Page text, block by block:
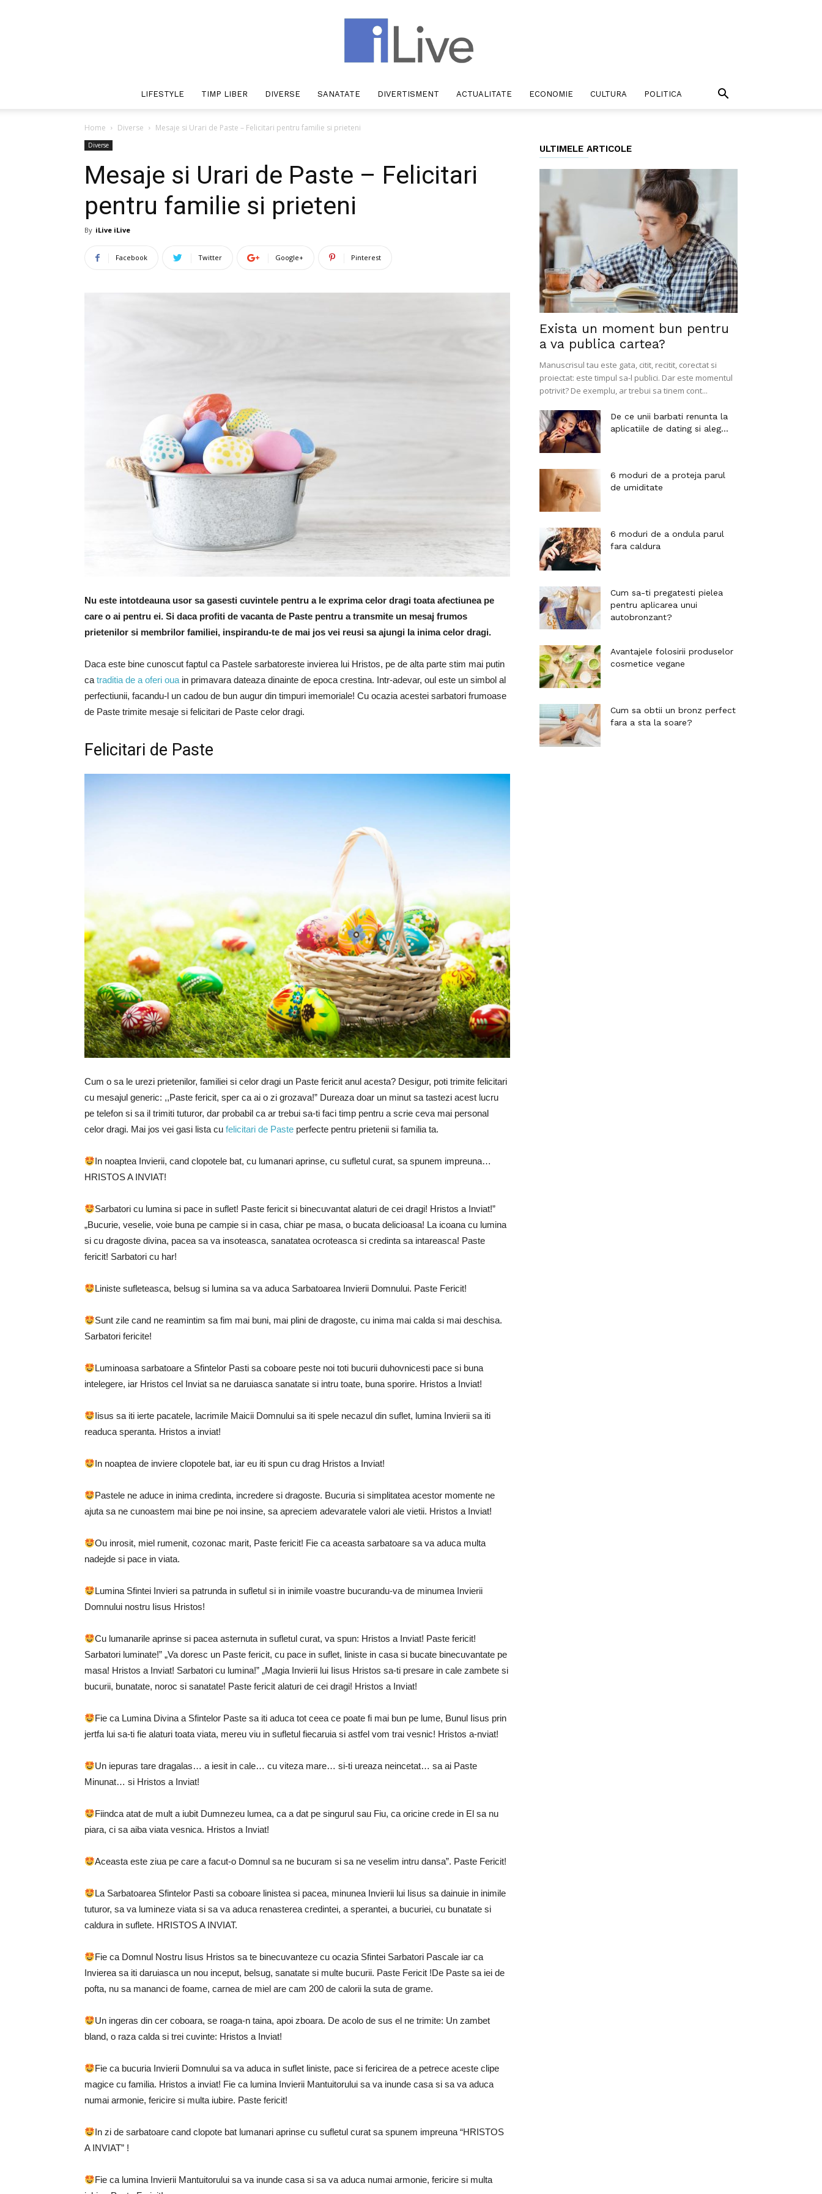
LIFESTYLE TIMP LIBER DIVERSE SANATATE DIVERTISMENT ACTUALITATE ECONOMIE CULTURA POLITICA
Home Diverse Mesaje si Urari de Paste – Felicitari pentru familie si prieteni
Diverse
Mesaje si Urari de Paste – Felicitari
pentru familie si prieteni
By iLive iLive
Facebook Twitter Google+ Pinterest
Nu este intotdeauna usor sa gasesti cuvintele pentru a le exprima celor dragi toata afectiunea pe
care o ai pentru ei. Si daca profiti de vacanta de Paste pentru a transmite un mesaj frumos
prietenilor si membrilor familiei, inspirandu-te de mai jos vei reusi sa ajungi la inima celor dragi.
Daca este bine cunoscut faptul ca Pastele sarbatoreste invierea lui Hristos, pe de alta parte stim mai putin
ca traditia de a oferi oua in primavara dateaza dinainte de epoca crestina. Intr-adevar, oul este un simbol al
perfectiunii, facandu-l un cadou de bun augur din timpuri imemoriale! Cu ocazia acestei sarbatori frumoase
de Paste trimite mesaje si felicitari de Paste celor dragi.
Felicitari de Paste
Cum o sa le urezi prietenilor, familiei si celor dragi un Paste fericit anul acesta? Desigur, poti trimite felicitari
cu mesajul generic: ,,Paste fericit, sper ca ai o zi grozava!” Dureaza doar un minut sa tastezi acest lucru
pe telefon si sa il trimiti tuturor, dar probabil ca ar trebui sa-ti faci timp pentru a scrie ceva mai personal
celor dragi. Mai jos vei gasi lista cu felicitari de Paste perfecte pentru prietenii si familia ta.
In noaptea Invierii, cand clopotele bat, cu lumanari aprinse, cu sufletul curat, sa spunem impreuna…
HRISTOS A INVIAT!
Sarbatori cu lumina si pace in suflet! Paste fericit si binecuvantat alaturi de cei dragi! Hristos a Inviat!”
„Bucurie, veselie, voie buna pe campie si in casa, chiar pe masa, o bucata delicioasa! La icoana cu lumina
si cu dragoste divina, pacea sa va insoteasca, sanatatea ocroteasca si credinta sa intareasca! Paste
fericit! Sarbatori cu har!
Liniste sufleteasca, belsug si lumina sa va aduca Sarbatoarea Invierii Domnului. Paste Fericit!
Sunt zile cand ne reamintim sa fim mai buni, mai plini de dragoste, cu inima mai calda si mai deschisa.
Sarbatori fericite!
Luminoasa sarbatoare a Sfintelor Pasti sa coboare peste noi toti bucurii duhovnicesti pace si buna
intelegere, iar Hristos cel Inviat sa ne daruiasca sanatate si intru toate, buna sporire. Hristos a Inviat!
Iisus sa iti ierte pacatele, lacrimile Maicii Domnului sa iti spele necazul din suflet, lumina Invierii sa iti
readuca speranta. Hristos a inviat!
In noaptea de inviere clopotele bat, iar eu iti spun cu drag Hristos a Inviat!
Pastele ne aduce in inima credinta, incredere si dragoste. Bucuria si simplitatea acestor momente ne
ajuta sa ne cunoastem mai bine pe noi insine, sa apreciem adevaratele valori ale vietii. Hristos a Inviat!
Ou inrosit, miel rumenit, cozonac marit, Paste fericit! Fie ca aceasta sarbatoare sa va aduca multa
nadejde si pace in viata.
Lumina Sfintei Invieri sa patrunda in sufletul si in inimile voastre bucurandu-va de minumea Invierii
Domnului nostru Iisus Hristos!
Cu lumanarile aprinse si pacea asternuta in sufletul curat, va spun: Hristos a Inviat! Paste fericit!
Sarbatori luminate!” „Va doresc un Paste fericit, cu pace in suflet, liniste in casa si bucate binecuvantate pe
masa! Hristos a Inviat! Sarbatori cu lumina!” „Magia Invierii lui Iisus Hristos sa-ti presare in cale zambete si
bucurii, bunatate, noroc si sanatate! Paste fericit alaturi de cei dragi! Hristos a Inviat!
Fie ca Lumina Divina a Sfintelor Paste sa iti aduca tot ceea ce poate fi mai bun pe lume, Bunul Iisus prin
jertfa lui sa-ti fie alaturi toata viata, mereu viu in sufletul fiecaruia si astfel vom trai vesnic! Hristos a-nviat!
Un iepuras tare dragalas… a iesit in cale… cu viteza mare… si-ti ureaza neincetat… sa ai Paste
Minunat… si Hristos a Inviat!
Fiindca atat de mult a iubit Dumnezeu lumea, ca a dat pe singurul sau Fiu, ca oricine crede in El sa nu
piara, ci sa aiba viata vesnica. Hristos a Inviat!
Aceasta este ziua pe care a facut-o Domnul sa ne bucuram si sa ne veselim intru dansa”. Paste Fericit!
La Sarbatoarea Sfintelor Pasti sa coboare linistea si pacea, minunea Invierii lui Iisus sa dainuie in inimile
tuturor, sa va lumineze viata si sa va aduca renasterea credintei, a sperantei, a bucuriei, cu bunatate si
caldura in suflete. HRISTOS A INVIAT.
Fie ca Domnul Nostru Iisus Hristos sa te binecuvanteze cu ocazia Sfintei Sarbatori Pascale iar ca
Invierea sa iti daruiasca un nou inceput, belsug, sanatate si multe bucurii. Paste Fericit !De Paste sa iei de
pofta, nu sa mananci de foame, carnea de miel are cam 200 de calorii la suta de grame.
Un ingeras din cer coboara, se roaga-n taina, apoi zboara. De acolo de sus el ne trimite: Un zambet
bland, o raza calda si trei cuvinte: Hristos a Inviat!
Fie ca bucuria Invierii Domnului sa va aduca in suflet liniste, pace si fericirea de a petrece aceste clipe
magice cu familia. Hristos a inviat! Fie ca lumina Invierii Mantuitorului sa va inunde casa si sa va aduca
numai armonie, fericire si multa iubire. Paste fericit!
In zi de sarbatoare cand clopote bat lumanari aprinse cu sufletul curat sa spunem impreuna “HRISTOS
A INVIAT” !
Fie ca lumina Invierii Mantuitorului sa va inunde casa si sa va aduca numai armonie, fericire si multa
ULTIMELE ARTICOLE
Exista un moment bun pentru
a va publica cartea?
Manuscrisul tau este gata, citit, recitit, corectat si
proiectat: este timpul sa-l publici. Dar este momentul
potrivit? De exemplu, ar trebui sa tinem cont...
De ce unii barbati renunta la
aplicatiile de dating si aleg...
6 moduri de a proteja parul
de umiditate
6 moduri de a ondula parul
fara caldura
Cum sa-ti pregatesti pielea
pentru aplicarea unui
autobronzant?
Avantajele folosirii produselor
cosmetice vegane
Cum sa obtii un bronz perfect
fara a sta la soare?